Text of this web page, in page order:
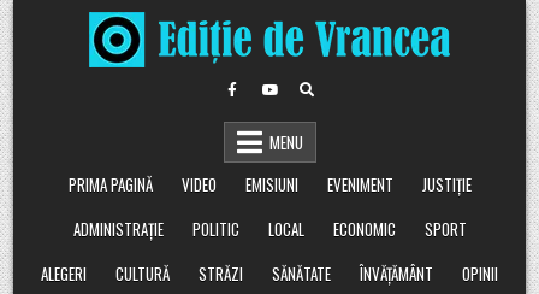
Skip
to
content
MENU
PRIMA PAGINĂ
VIDEO EMISIUNI EVENIMENT
JUSTIȚIE
ADMINISTRAȚIE
POLITIC LOCAL ECONOMIC
SPORT
ALEGERI
CULTURĂ STRĂZI SĂNĂTATE ÎNVĂȚĂMÂNT
OPINII